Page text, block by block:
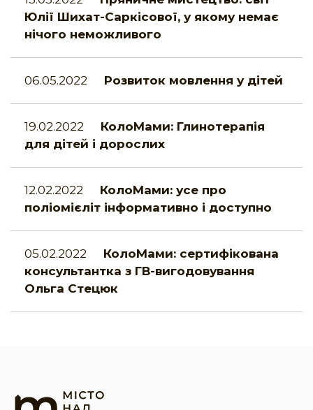
Юлії Шихат-Саркісової, у якому немає
нічого неможливого
06.05.2022 Розвиток мовлення у дітей
19.02.2022
КолоМами: Глинотерапія
для дітей і дорослих
12.02.2022
КолоМами: усе про
поліомієліт інформативно і доступно
05.02.2022
КолоМами: сертифікована
консультантка з ГВ-вигодовування
Ольга Стецюк